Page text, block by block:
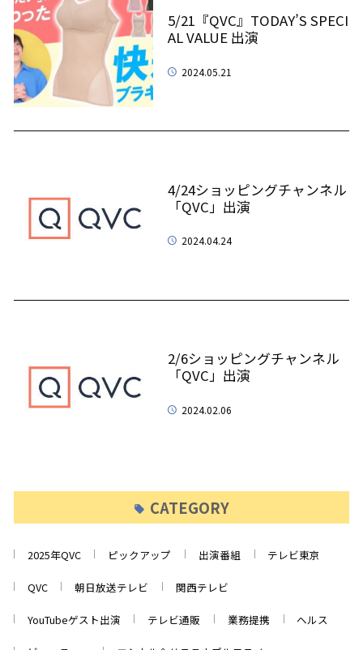
5/21『QVC』TODAY’S SPECI
AL VALUE 出演
2024.05.21
4/24ショッピングチャンネル
「QVC」出演
2024.04.24
2/6ショッピングチャンネル
「QVC」出演
2024.02.06
CATEGORY
2025年QVC ピックアップ 出演番組 テレビ東京
QVC 朝日放送テレビ 関西テレビ
YouTubeゲスト出演 テレビ通販 業務提携 ヘルス